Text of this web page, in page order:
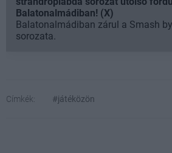
Balatonalmádiban! (X)
Balatonalmádiban zárul a Smash
sorozata.
Címkék: #játéközön